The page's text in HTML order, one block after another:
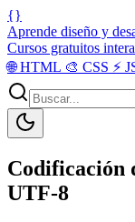
{}
Aprende diseño y
Cursos gratuitos
🌐HTML 🎨 CSS ⚡
Codificación
UTF-8